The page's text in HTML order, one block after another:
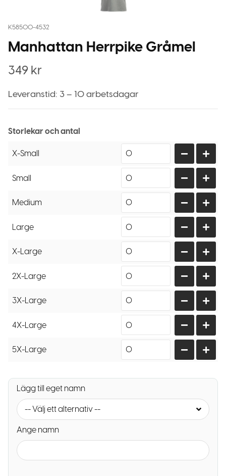
K58500-4532
Manhattan Herrpike Gråmel
349 kr
Leveranstid: 3 – 10 arbetsdagar
Storlekar och antal
X-Small
Small
Medium
Large
X-Large
2X-Large
3X-Large
4X-Large
5X-Large
Lägg till eget namn
-- Välj ett alternativ --
Ange namn